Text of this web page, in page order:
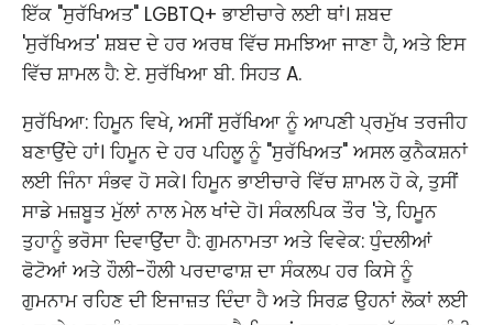
ਇੱਕ "ਸੁਰੱਖਿਅਤ" LGBTQ+ ਭਾਈਚਾਰੇ ਲਈ ਥਾਂ। ਸ਼ਬਦ
'ਸੁਰੱਖਿਅਤ' ਸ਼ਬਦ ਦੇ ਹਰ ਅਰਥ ਵਿੱਚ ਸਮਝਿਆ ਜਾਣਾ ਹੈ, ਅਤੇ ਇਸ
ਵਿੱਚ ਸ਼ਾਮਲ ਹੈ: ਏ. ਸੁਰੱਖਿਆ ਬੀ. ਸਿਹਤ A.
ਸੁਰੱਖਿਆ: ਹਿਮੂਨ ਵਿਖੇ, ਅਸੀਂ ਸੁਰੱਖਿਆ ਨੂੰ ਆਪਣੀ ਪ੍ਰਮੁੱਖ ਤਰਜੀਹ
ਬਣਾਉਂਦੇ ਹਾਂ। ਹਿਮੂਨ ਦੇ ਹਰ ਪਹਿਲੂ ਨੂੰ "ਸੁਰੱਖਿਅਤ" ਅਸਲ ਕੁਨੈਕਸ਼ਨਾਂ
ਲਈ ਜਿੰਨਾ ਸੰਭਵ ਹੋ ਸਕੇ। ਹਿਮੂਨ ਭਾਈਚਾਰੇ ਵਿੱਚ ਸ਼ਾਮਲ ਹੋ ਕੇ, ਤੁਸੀਂ
ਸਾਡੇ ਮਜ਼ਬੂਤ ​​ਮੁੱਲਾਂ ਨਾਲ ਮੇਲ ਖਾਂਦੇ ਹੋ। ਸੰਕਲਪਿਕ ਤੌਰ 'ਤੇ, ਹਿਮੂਨ
ਤੁਹਾਨੂੰ ਭਰੋਸਾ ਦਿਵਾਉਂਦਾ ਹੈ: ਗੁਮਨਾਮਤਾ ਅਤੇ ਵਿਵੇਕ: ਧੁੰਦਲੀਆਂ
ਫੋਟੋਆਂ ਅਤੇ ਹੌਲੀ-ਹੌਲੀ ਪਰਦਾਫਾਸ਼ ਦਾ ਸੰਕਲਪ ਹਰ ਕਿਸੇ ਨੂੰ
ਗੁਮਨਾਮ ਰਹਿਣ ਦੀ ਇਜਾਜ਼ਤ ਦਿੰਦਾ ਹੈ ਅਤੇ ਸਿਰਫ਼ ਉਹਨਾਂ ਲੋਕਾਂ ਲਈ